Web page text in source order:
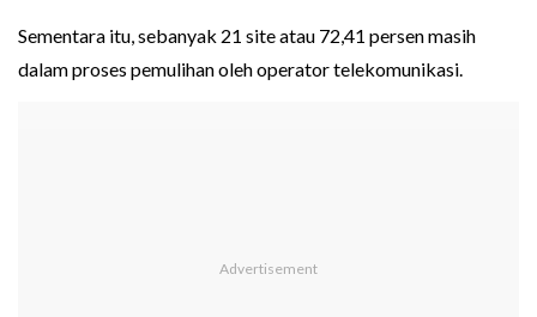
Sementara itu, sebanyak 21 site atau 72,41 persen masih
dalam proses pemulihan oleh operator telekomunikasi.